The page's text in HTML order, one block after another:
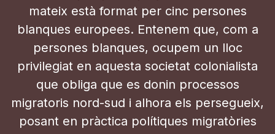
mateix està format per cinc persones
blanques europees. Entenem que, com a
persones blanques, ocupem un lloc
privilegiat en aquesta societat colonialista
que obliga que es donin processos
migratoris nord-sud i alhora els persegueix,
posant en pràctica polítiques migratòries